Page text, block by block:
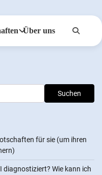
Über uns
Suchen
für sie (um ihren
diagnostiziert? Wie kann ich